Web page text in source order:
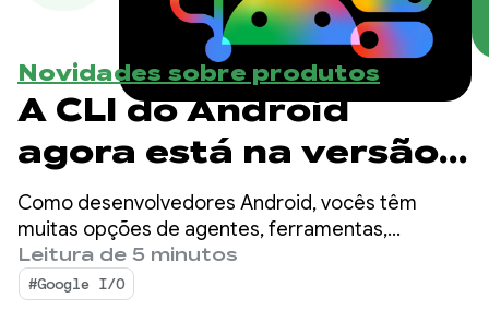
Novidades sobre produtos
A CLI do Android
agora está na versão
estável 1.0: acelere o
desenvolvimento para
Android usando
Como desenvolvedores Android, vocês têm
muitas opções de agentes, ferramentas,
interfaces de linha de comando (CLI) e LLMs para
usar no desenvolvimento de apps.
Leitura de 5 minutos
#Google I/O